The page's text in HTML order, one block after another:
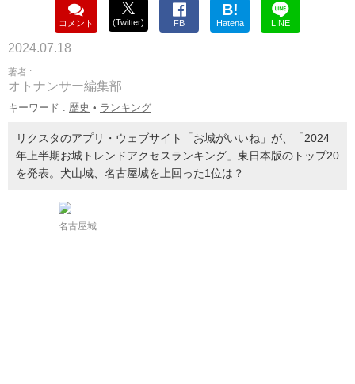
コメント (Twitter) FB
B!
Hatena LINE
2024.07.18
著者 :
オトナンサー編集部
キーワード : 歴史 • ランキング
リクスタのアプリ・ウェブサイト「お城がいいね」が、「2024
年上半期お城トレンドアクセスランキング」東日本版のトップ20
を発表。犬山城、名古屋城を上回った1位は？
名古屋城